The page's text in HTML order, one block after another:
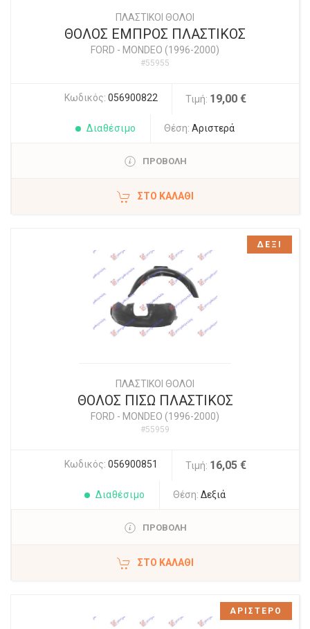
ΠΛΑΣΤΙΚΟΙ ΘΟΛΟΙ
ΘΟΛΟΣ ΕΜΠΡΟΣ ΠΛΑΣΤΙΚΟΣ
FORD - MONDEO (1996-2000)
#55955
Κωδικός: 056900822 Τιμή: 19,00 €
Διαθέσιμο Θέση: Αριστερά
ΠΡΟΒΟΛΗ
ΣΤΟ ΚΑΛΆΘΙ
ΠΛΑΣΤΙΚΟΙ ΘΟΛΟΙ
ΘΟΛΟΣ ΠΙΣΩ ΠΛΑΣΤΙΚΟΣ
FORD - MONDEO (1996-2000)
#55959
Κωδικός: 056900851 Τιμή: 16,05 €
Διαθέσιμο Θέση: Δεξιά
ΠΡΟΒΟΛΗ
ΣΤΟ ΚΑΛΆΘΙ
ΔΕΞΙ
ΑΡΙΣΤΕΡΟ